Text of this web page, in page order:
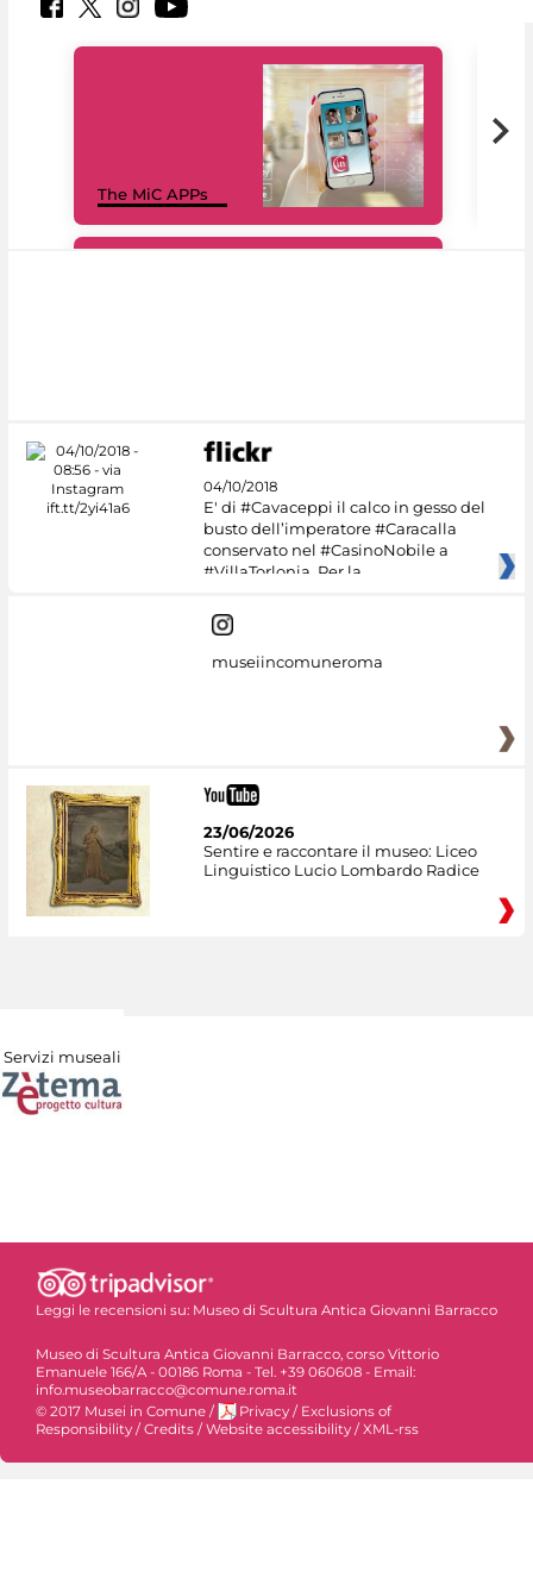
The MiC APPs
04/10/2018
E' di #Cavaceppi il calco in gesso del
busto dell’imperatore #Caracalla
conservato nel #CasinoNobile a
#VillaTorlonia. Per la
museiincomuneroma
23/06/2026
Sentire e raccontare il museo: Liceo
Linguistico Lucio Lombardo Radice
Servizi museali
Leggi le recensioni su: Museo di Scultura Antica Giovanni Barracco
Museo di Scultura Antica Giovanni Barracco, corso Vittorio
Emanuele 166/A - 00186 Roma - Tel. +39 060608 - Email:
info.museobarracco@comune.roma.it
© 2017 Musei in Comune / Privacy / Exclusions of
Responsibility / Credits / Website accessibility / XML-rss